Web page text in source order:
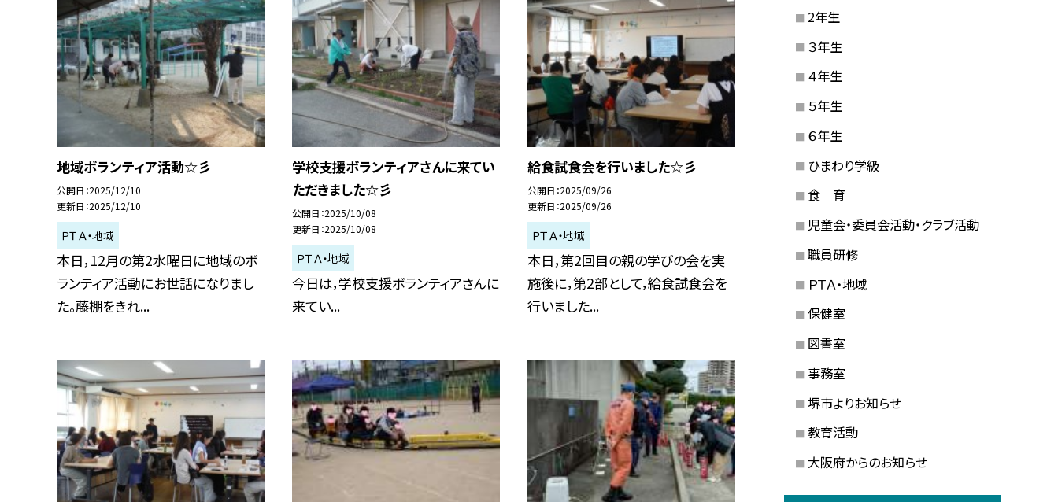
地域ボランティア活動☆彡
公開日 2025/12/10
更新日 2025/12/10
ＰＴＡ・地域
本日，12月の第2水曜日に地域のボ
ランティア活動にお世話になりまし
た。藤棚をきれ...
学校支援ボランティアさんに来てい
ただきました☆彡
公開日 2025/10/08
更新日 2025/10/08
ＰＴＡ・地域
今日は，学校支援ボランティアさんに
来てい...
給食試食会を行いました☆彡
公開日 2025/09/26
更新日 2025/09/26
ＰＴＡ・地域
本日，第2回目の親の学びの会を実
施後に，第2部として，給食試食会を
行いました...
2年生
３年生
４年生
５年生
６年生
ひまわり学級
食 育
児童会・委員会活動・クラブ活動
職員研修
ＰＴＡ・地域
保健室
図書室
事務室
堺市よりお知らせ
教育活動
大阪府からのお知らせ